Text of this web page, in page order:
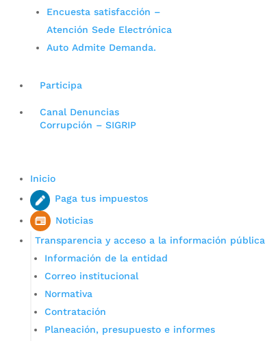
Encuesta satisfacción –
Atención Sede Electrónica
Auto Admite Demanda.
Participa
Canal Denuncias
Corrupción – SIGRIP
Inicio
Paga tus impuestos
Noticias
Transparencia y acceso a la información pública
Información de la entidad
Correo institucional
Normativa
Contratación
Planeación, presupuesto e informes